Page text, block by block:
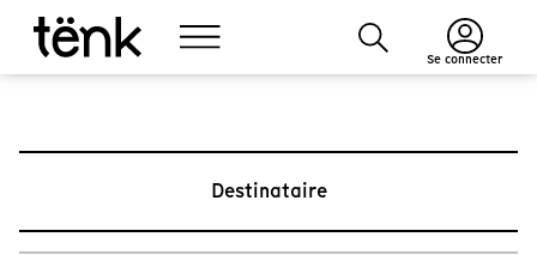
Se connecter
Destinataire